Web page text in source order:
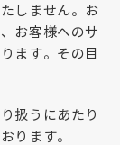
しません。 お
お客様へのサ
ます。 その目
扱うにあたり
ります。